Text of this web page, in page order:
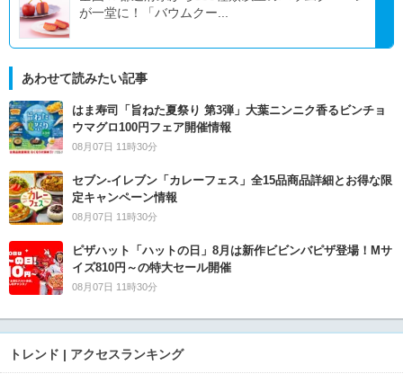
が一堂に！「バウムクー...
あわせて読みたい記事
はま寿司「旨ねた夏祭り 第3弾」大葉ニンニク香るビンチョ
ウマグロ100円フェア開催情報
08月07日 11時30分
セブン‐イレブン「カレーフェス」全15品商品詳細とお得な限
定キャンペーン情報
08月07日 11時30分
ピザハット「ハットの日」8月は新作ビビンバピザ登場！Mサ
イズ810円～の特大セール開催
08月07日 11時30分
トレンド | アクセスランキング